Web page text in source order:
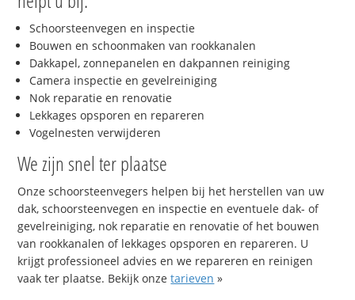
Schoorsteenvegen en inspectie
Bouwen en schoonmaken van rookkanalen
Dakkapel, zonnepanelen en dakpannen reiniging
Camera inspectie en gevelreiniging
Nok reparatie en renovatie
Lekkages opsporen en repareren
Vogelnesten verwijderen
We zijn snel ter plaatse
Onze schoorsteenvegers helpen bij het herstellen van uw
dak, schoorsteenvegen en inspectie en eventuele dak- of
gevelreiniging, nok reparatie en renovatie of het bouwen
van rookkanalen of lekkages opsporen en repareren. U
krijgt professioneel advies en we repareren en reinigen
vaak ter plaatse. Bekijk onzetarieven »